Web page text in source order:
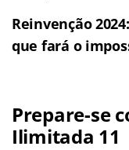
Reinvenção
que fará o
Prepare-se
Ilimitada 11